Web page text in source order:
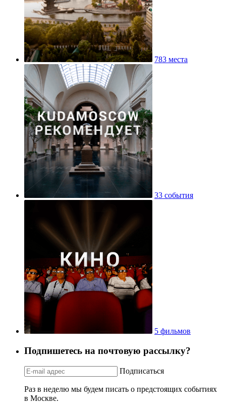
783 места
33 события
5 фильмов
Подпишетесь на почтовую рассылку?
Подписаться
Раз в неделю мы будем писать о предстоящих событиях
в Москве.